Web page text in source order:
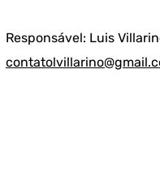
Responsável: Luis